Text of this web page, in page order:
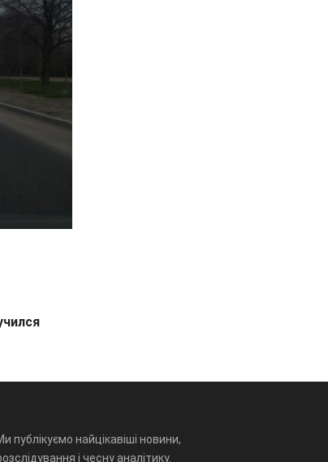
найцікавіші новини,
і чесну аналітику.